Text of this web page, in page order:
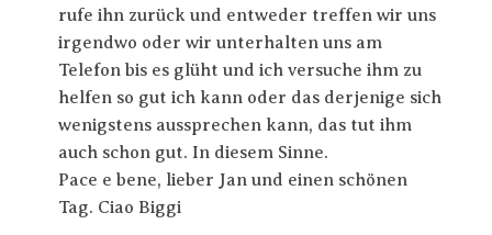
rufe ihn zurück und entweder treffen wir uns
irgendwo oder wir unterhalten uns am
Telefon bis es glüht und ich versuche ihm zu
helfen so gut ich kann oder das derjenige sich
wenigstens aussprechen kann, das tut ihm
auch schon gut. In diesem Sinne.
Pace e bene, lieber Jan und einen schönen
Tag. Ciao Biggi